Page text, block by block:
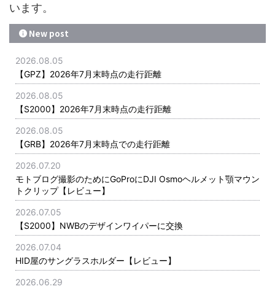
います。
New post
2026.08.05
【GPZ】2026年7月末時点の走行距離
2026.08.05
【S2000】2026年7月末時点の走行距離
2026.08.05
【GRB】2026年7月末時点での走行距離
2026.07.20
モトブログ撮影のためにGoProにDJI Osmoヘルメット顎マウン
トクリップ【レビュー】
2026.07.05
【S2000】NWBのデザインワイパーに交換
2026.07.04
HID屋のサングラスホルダー【レビュー】
2026.06.29